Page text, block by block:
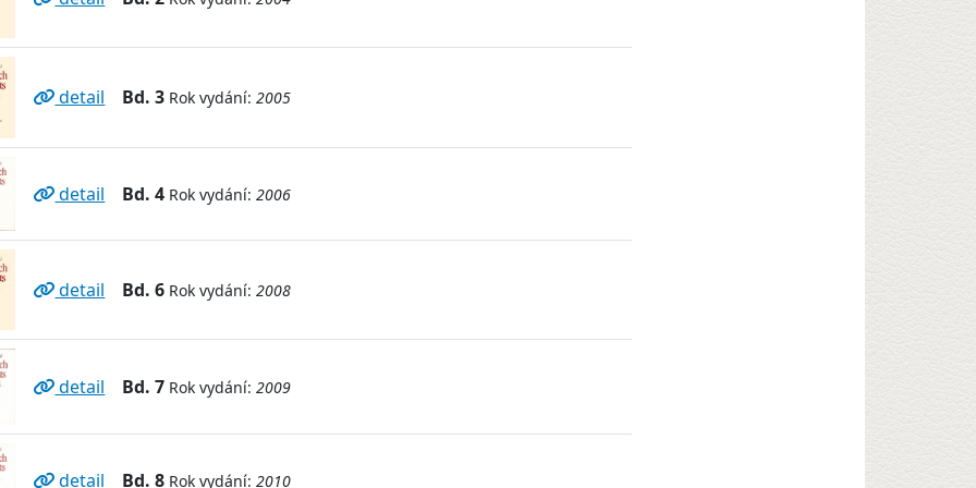
detail Bd. 3 Rok vydání:2005
detail Bd. 4 Rok vydání:2006
detail Bd. 6 Rok vydání:2008
detail Bd. 7 Rok vydání:2009
detail Bd. 8 Rok vydání:2010